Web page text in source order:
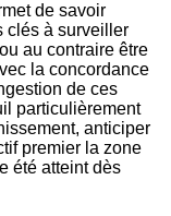
de savoir
clés à surveiller
au contraire être
la concordance
de ces
particulièrement
anticiper
premier la zone
été atteint dès